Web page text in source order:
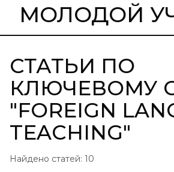
МОЛОДОЙ
СТАТЬИ ПО
КЛЮЧЕВОМУ
"FOREIGN
TEACHING"
Найдено статей: 10